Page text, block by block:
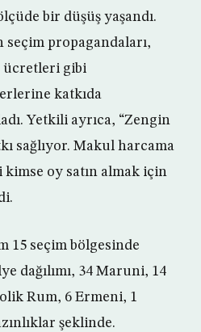
bir düşüş yaşandı.
seçim propagandaları,
ücretleri gibi
katkıda
Yetkili ayrıca, “Zengin
sağlıyor. Makul harcama
kimse oy satın almak için
15 seçim bölgesinde
dağılımı, 34 Maruni, 14
Rum, 6 Ermeni, 1
şeklinde.